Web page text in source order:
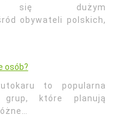
się dużym
obywateli polskich,
osób?
to popularna
które planują